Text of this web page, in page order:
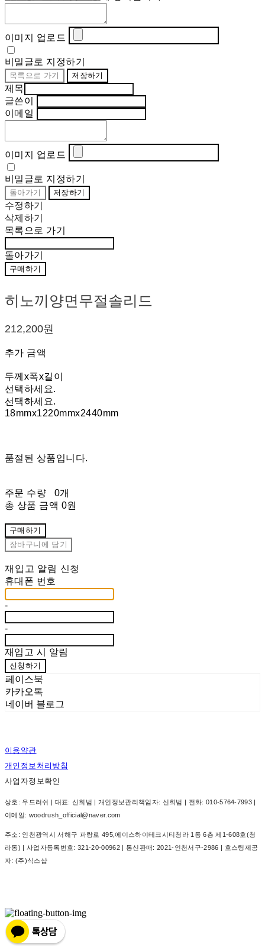
이미지 업로드
비밀글로 지정하기
목록으로 가기 저장하기
제목
글쓴이
이메일
이미지 업로드
비밀글로 지정하기
돌아가기 저장하기
수정하기
삭제하기
목록으로 가기
돌아가기
구매하기
히노끼양면무절솔리드
212,200원
추가 금액
두께x폭x길이
선택하세요.
선택하세요.
18mmx1220mmx2440mm
품절된 상품입니다.
주문 수량
0개
총 상품 금액 0원
구매하기
장바구니에 담기
재입고 알림 신청
휴대폰 번호
-
-
재입고 시 알림
신청하기
페이스북
카카오톡
네이버 블로그
이용약관
개인정보처리방침
사업자정보확인
상호: 우드러쉬 | 대표: 신희범 | 개인정보관리책임자: 신희범 | 전화: 010-5764-7993 |
이메일: woodrush_official@naver.com
주소: 인천광역시 서해구 파랑로 495,에이스하이테크시티청라 1동 6층 제1-608호(청
라동) | 사업자등록번호: 321-20-00962| 통신판매: 2021-인천서구-2986 | 호스팅제공
자: (주)식스샵